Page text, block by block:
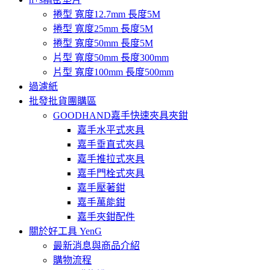
捲型 寬度12.7mm 長度5M
捲型 寬度25mm 長度5M
捲型 寬度50mm 長度5M
片型 寬度50mm 長度300mm
片型 寬度100mm 長度500mm
過濾紙
批發批貨團購區
GOODHAND嘉手快速夾具夾鉗
嘉手水平式夾具
嘉手垂直式夾具
嘉手推拉式夾具
嘉手門栓式夾具
嘉手壓著鉗
嘉手萬能鉗
嘉手夾鉗配件
關於好工具 YenG
最新消息與商品介紹
購物流程